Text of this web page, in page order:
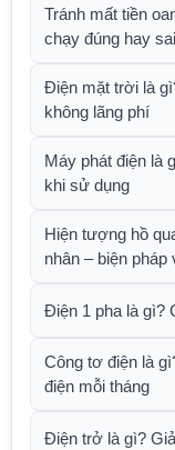
Tránh mất tiền
chạy đúng hay sai
Điện mặt trời là
không lãng phí
Máy phát điện là
khi sử dụng
Hiện tượng hồ
nhân – biện pháp
Điện 1 pha là gì?
Công tơ điện là
điện mỗi tháng
Điện trở là gì?